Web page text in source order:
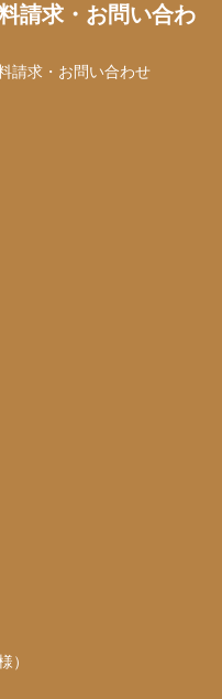
請求・お問い合わ
請求・お問い合わせ
）